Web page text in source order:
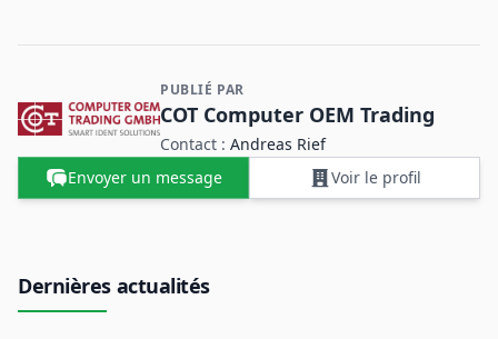
Contact et informations sur l'entreprise
PUBLIÉ PAR
COT Computer OEM Trading
Contact : Andreas Rief
Envoyer un message
Voir le profil
Dernières actualités